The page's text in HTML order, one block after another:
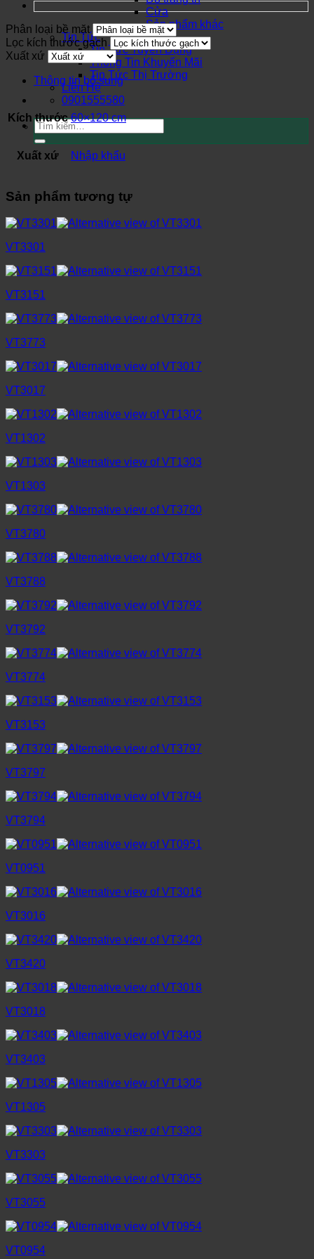
Cửa
Sản phẩm khác
Tin Tức
Tin Tức Tuyển Dụng
Thông Tin Khuyến Mãi
Tin Tức Thị Trường
Liên Hệ
0901555580
Tìm
kiếm:
Phân loại bề mặt
Lọc kích thước gạch
Xuất xứ
Thông tin bổ sung
Kích thước 60×120 cm
Xuất xứ Nhập khẩu
Sản phẩm tương tự
VT3301
VT3151
VT3773
VT3017
VT1302
VT1303
VT3780
VT3788
VT3792
VT3774
VT3153
VT3797
VT3794
VT0951
VT3016
VT3420
VT3018
VT3403
VT1305
VT3303
VT3055
VT0954